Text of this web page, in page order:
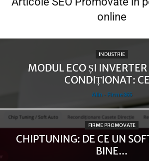
online
INDUSTRIE
MODUL ECO ȘI
CONDIȚIONAT:
Alin - Firme365
FIRME PROMOVATE
CHIPTUNING: DE CE UN
BINE...